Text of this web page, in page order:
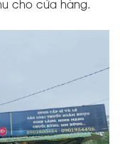
cho cửa hàng.